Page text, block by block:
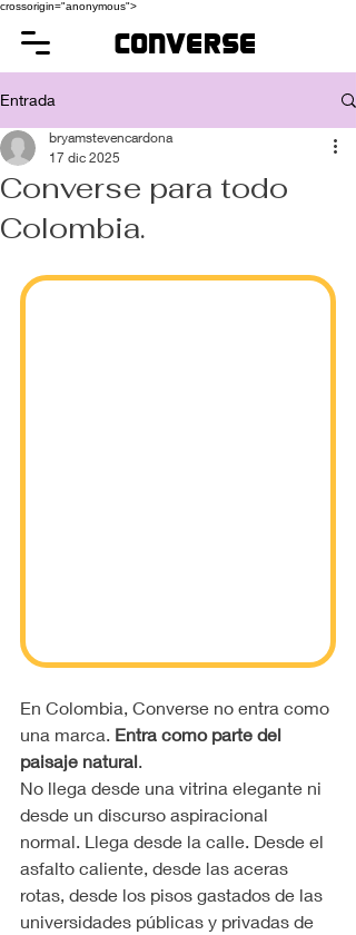
crossorigin="anonymous">
converse
Entrada
Converse para todo
Colombia.
bryamstevencardona
17 dic 2025
En Colombia, Converse no entra como
una marca. Entra como parte del
paisaje natural.
No llega desde una vitrina elegante ni
desde un discurso aspiracional
normal. Llega desde la calle. Desde el
asfalto caliente, desde las aceras
rotas, desde los pisos gastados de las
universidades públicas y privadas de